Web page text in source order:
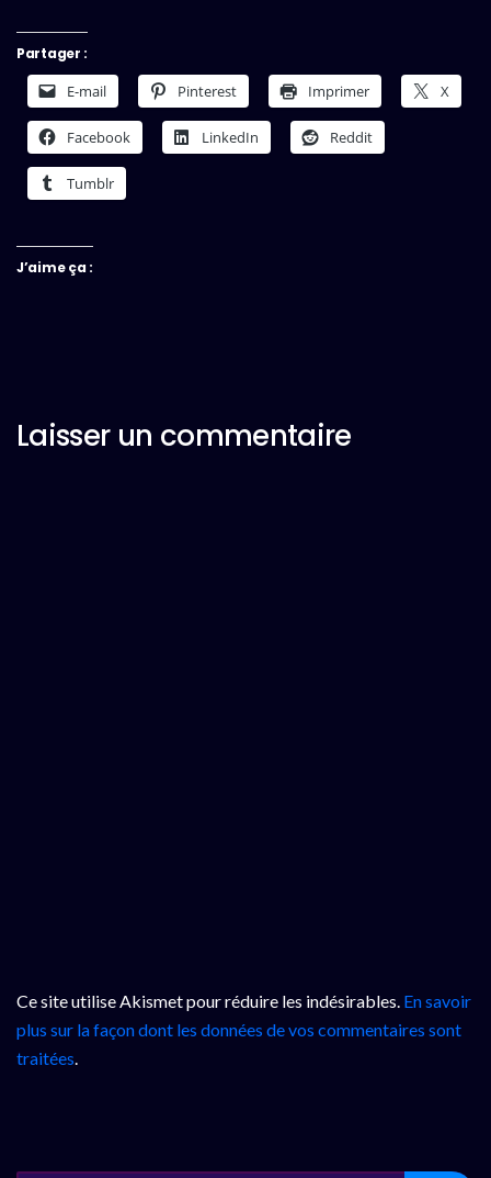
Partager :
E-mail Pinterest Imprimer X
Facebook LinkedIn Reddit
Tumblr
J’aime ça :
Laisser un commentaire
Ce site utilise Akismet pour réduire les indésirables. En savoir
plus sur la façon dont les données de vos commentaires sont
traitées.